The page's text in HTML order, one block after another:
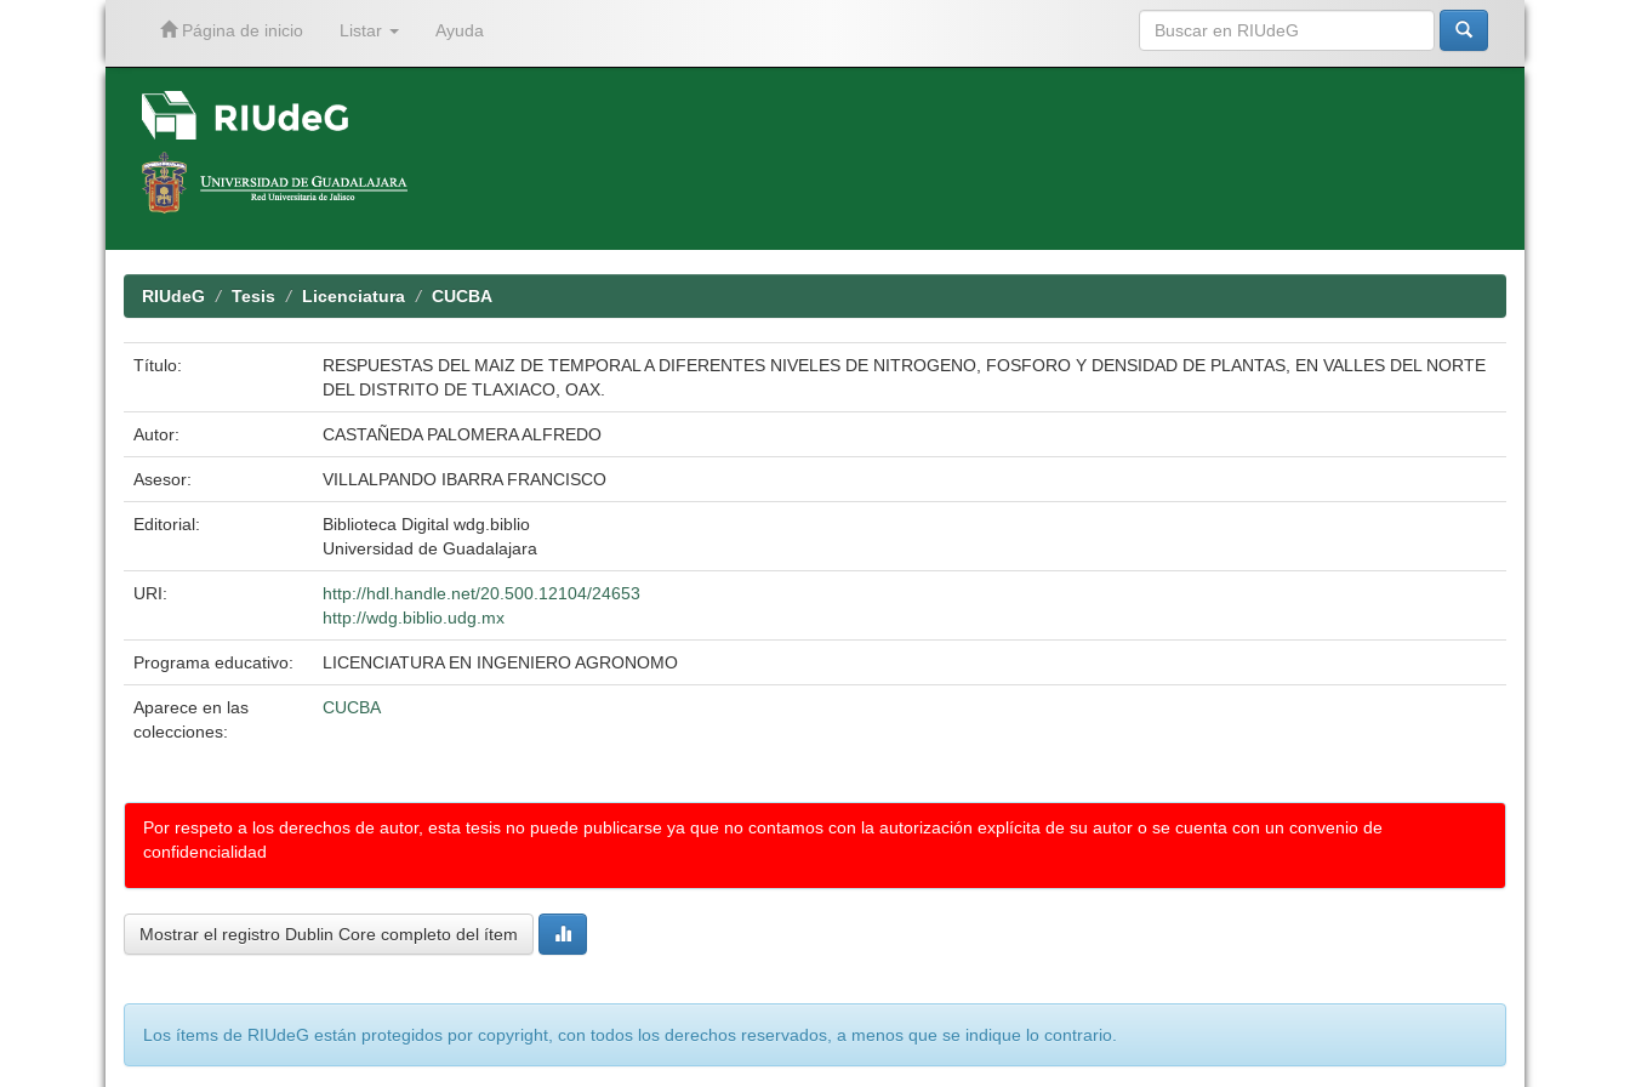
Página de inicio Listar Ayuda
RIUdeG Tesis Licenciatura CUCBA
Título:
RESPUESTAS DEL MAIZ DE TEMPORAL A DIFERENTES NIVELES DE NITROGENO, FOSFORO Y DENSIDAD DE PLANTAS, EN VALLES DEL NORTE
DEL DISTRITO DE TLAXIACO, OAX.
Autor: CASTAÑEDA PALOMERA ALFREDO
Asesor: VILLALPANDO IBARRA FRANCISCO
Editorial:
Biblioteca Digital wdg.biblio
Universidad de Guadalajara
URI:
http://hdl.handle.net/20.500.12104/24653
http://wdg.biblio.udg.mx
Programa educativo: LICENCIATURA EN INGENIERO AGRONOMO
Aparece en las
colecciones:
CUCBA
Por respeto a los derechos de autor, esta tesis no puede publicarse ya que no contamos con la autorización explícita de su autor o se cuenta con un convenio de
confidencialidad
Mostrar el registro Dublin Core completo del ítem
Los ítems de RIUdeG están protegidos por copyright, con todos los derechos reservados, a menos que se indique lo contrario.